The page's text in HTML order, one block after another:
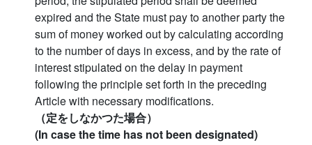
expired and the State must pay to another party the
sum of money worked out by calculating according
to the number of days in excess, and by the rate of
interest stipulated on the delay in payment
following the principle set forth in the preceding
Article with necessary modifications.
（定をしなかつた場合）
(In case the time has not been designated)